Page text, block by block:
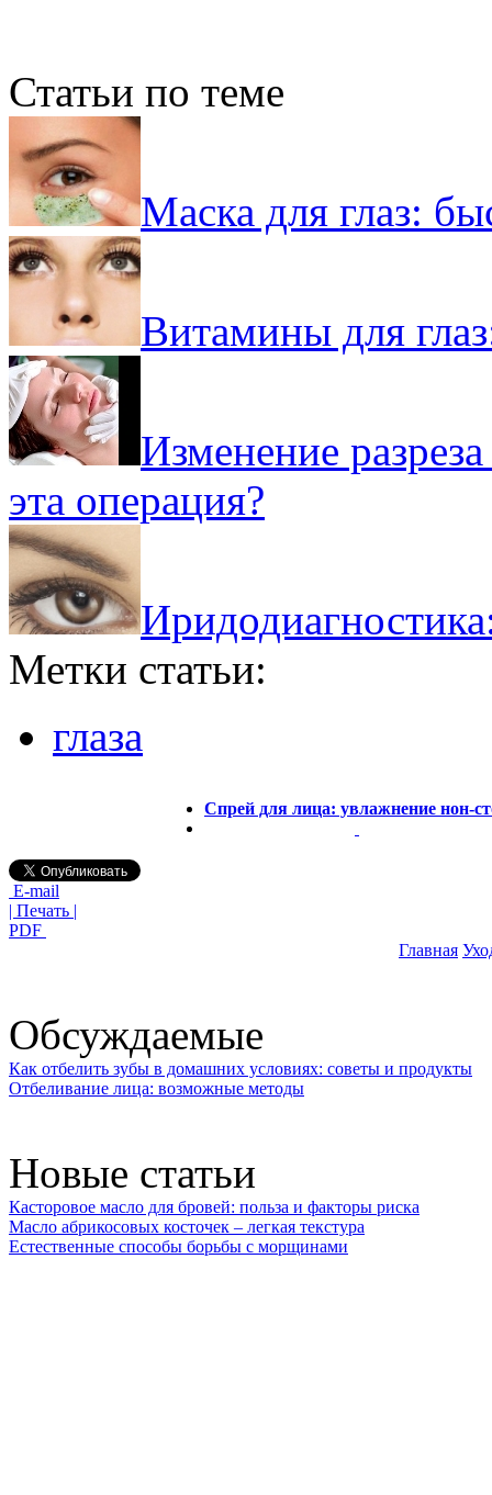
Статьи по теме
Маска для глаз:
Витамины для
Изменение
эта операция?
Метки статьи:
глаза
Спрей для лица: увлажнение нон-
E-mail
| Печать |
PDF
Главная
Обсуждаемые
Как отбелить зубы в домашних условиях: советы и продукты
Отбеливание лица: возможные методы
Новые статьи
Касторовое масло для бровей: польза и факторы риска
Масло абрикосовых косточек – легкая текстура
Естественные способы борьбы с морщинами